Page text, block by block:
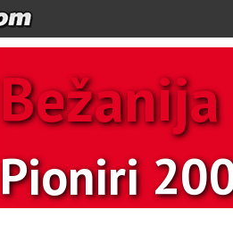
Bežanija
Pioniri